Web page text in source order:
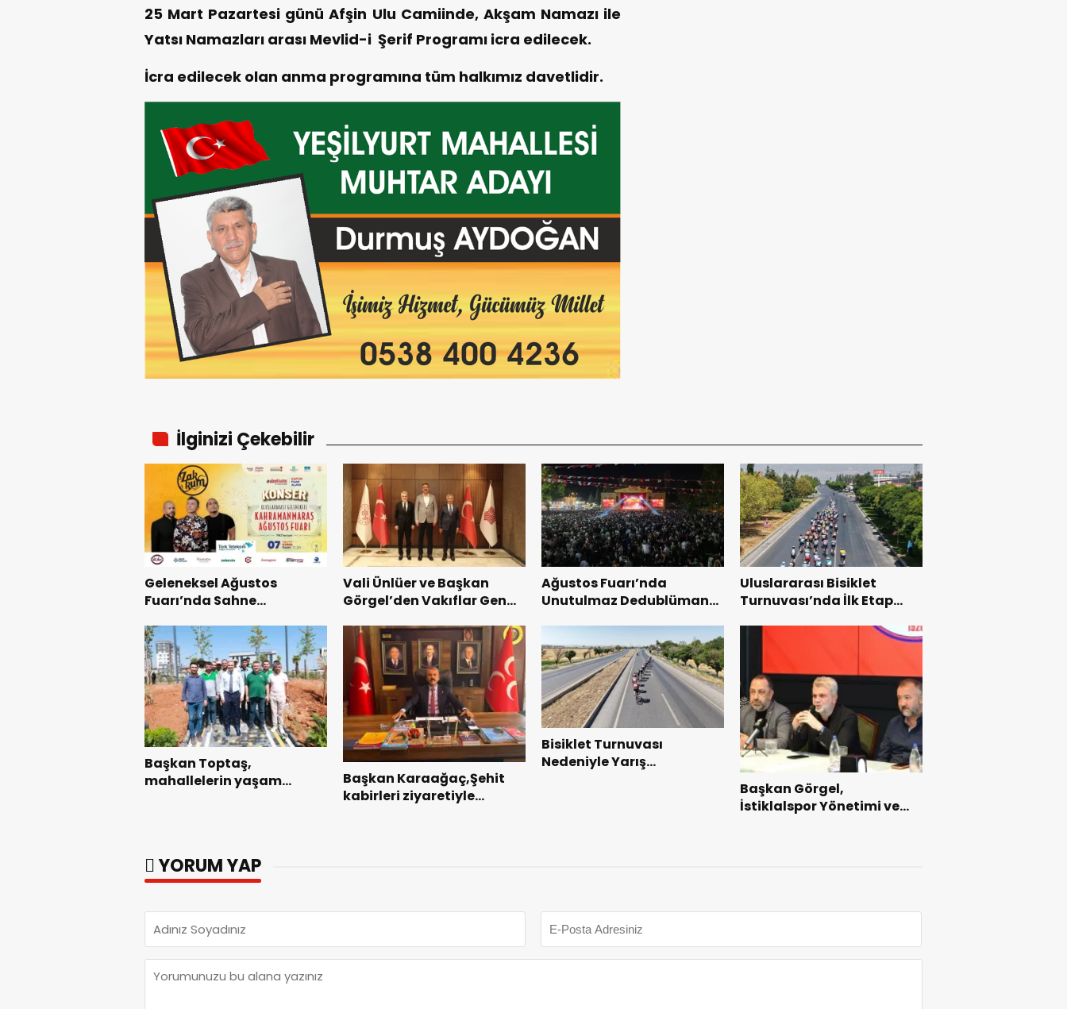
25 Mart Pazartesi günü Afşin Ulu Camiinde, Akşam Namazı ile
Yatsı Namazları arası Mevlid-i Şerif Programı icra edilecek.
İcra edilecek olan anma programına tüm halkımız davetlidir.
İlginizi Çekebilir
Geleneksel Ağustos
Fuarı’nda Sahne
Vali Ünlüer ve Başkan
Görgel’den Vakıflar Genel
Ağustos Fuarı’nda
Unutulmaz Dedublüman
Uluslararası Bisiklet
Turnuvası’nda İlk Etap
Başkan Toptaş,
mahallelerin yaşam
Başkan Karaağaç,Şehit
kabirleri ziyaretiyle
Bisiklet Turnuvası
Nedeniyle Yarış
Başkan Görgel,
İstiklalspor Yönetimi ve
YORUM YAP